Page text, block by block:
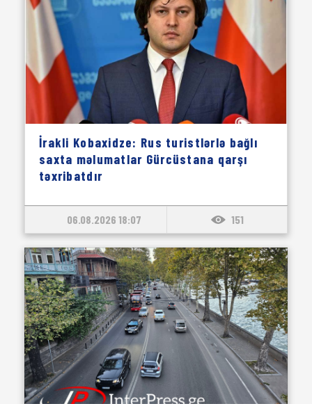
İrakli Kobaxidze: Rus turistlərlə bağlı
saxta məlumatlar Gürcüstana qarşı
təxribatdır
06.08.2026 18:07 151